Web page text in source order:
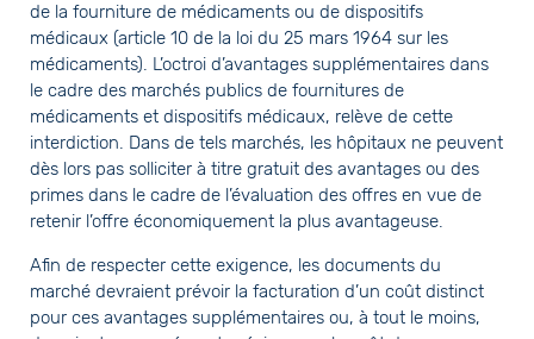
de la fourniture de médicaments ou de dispositifs
médicaux (article 10 de la loi du 25 mars 1964 sur les
médicaments). L’octroi d’avantages supplémentaires dans
le cadre des marchés publics de fournitures de
médicaments et dispositifs médicaux, relève de cette
interdiction. Dans de tels marchés, les hôpitaux ne peuvent
dès lors pas solliciter à titre gratuit des avantages ou des
primes dans le cadre de l’évaluation des offres en vue de
retenir l’offre économiquement la plus avantageuse.
Afin de respecter cette exigence, les documents du
marché devraient prévoir la facturation d’un coût distinct
pour ces avantages supplémentaires ou, à tout le moins,